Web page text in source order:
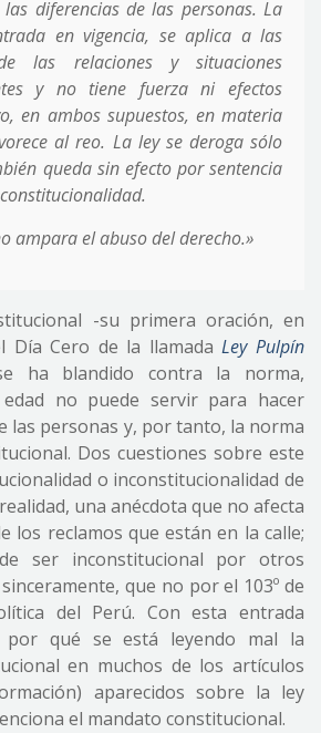
diferencias de las personas. La
en vigencia, se aplica a las
de las relaciones y situaciones
y no tiene fuerza ni efectos
en ambos supuestos, en materia
al reo. La ley se deroga sólo
queda sin efecto por sentencia
ampara el abuso del derecho.»
-su primera oración, en
Día Cero de la llamadaLey Pulpín
ha blandido contra la norma,
no puede servir para hacer
las personas y, por tanto, la norma
Dos cuestiones sobre este
o inconstitucionalidad de
una anécdota que no afecta
los reclamos que están en la calle;
ser inconstitucional por otros
que no por el 103º de
del Perú. Con esta entrada
por qué se está leyendo mal la
en muchos de los artículos
aparecidos sobre la ley
el mandato constitucional.